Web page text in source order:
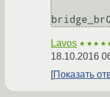
Lavos
18.10.2016
Показать